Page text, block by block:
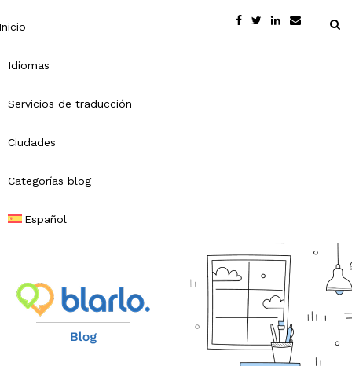
Idiomas
Servicios de traducción
Ciudades
Categorías blog
Español
B